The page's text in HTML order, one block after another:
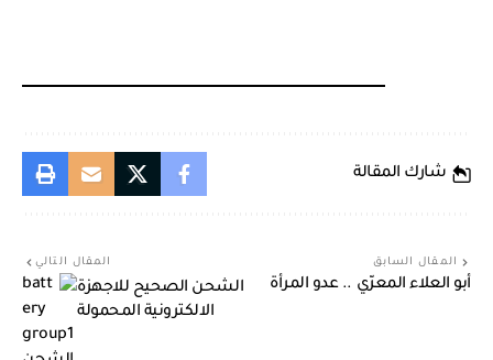
شارك المقالة
المقال السابق
أبو العلاء المعرّي .. عدو المرأة
المقال التالي
الشحن الصحيح للاجهزة
الالكترونية المحمولة